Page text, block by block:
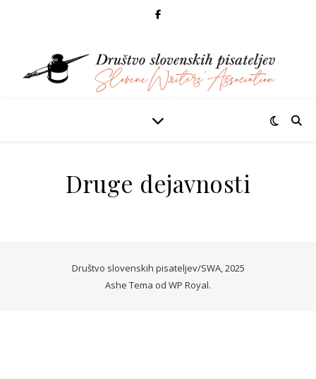
Druge dejavnosti
Društvo slovenskih pisateljev/SWA, 2025
Ashe Tema od WP Royal.